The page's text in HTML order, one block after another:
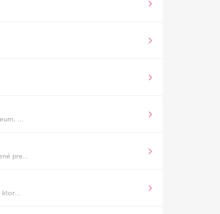
...
pre...
ktor...